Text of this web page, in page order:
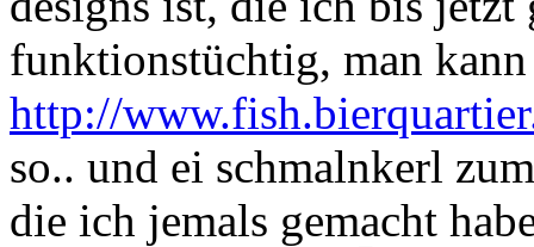
funktionstüchtig, man
http://
so.. und ei schmalnkerl
die ich jemals gemacht